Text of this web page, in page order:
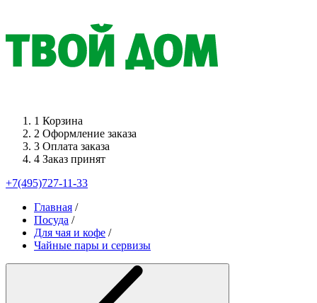
1 Корзина
2 Оформление заказа
3 Оплата заказа
4 Заказ принят
+7(495)727-11-33
Главная /
Посуда /
Для чая и кофе /
Чайные пары и сервизы